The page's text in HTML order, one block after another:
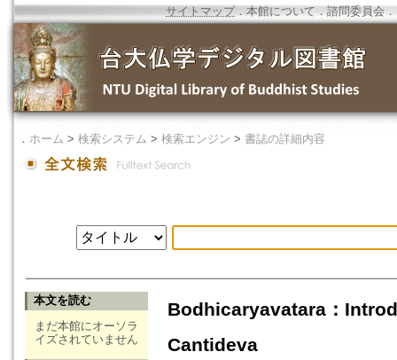
サイトマップ．本館について ． 諮問委員会 ．
． ホーム > 検索システム > 検索エンジン > 書誌の詳細内容
本文を読む
まだ本館にオーソラ
イズされていません
Bodhicaryavatara：
Cantideva